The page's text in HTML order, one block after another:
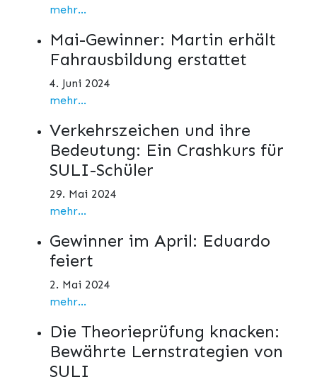
mehr...
Mai-Gewinner: Martin erhält
Fahrausbildung erstattet
4. Juni 2024
mehr...
Verkehrszeichen und ihre
Bedeutung: Ein Crashkurs für
SULI-Schüler
29. Mai 2024
mehr...
Gewinner im April: Eduardo
feiert
2. Mai 2024
mehr...
Die Theorieprüfung knacken:
Bewährte Lernstrategien von
SULI